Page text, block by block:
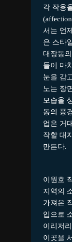
각 작용
서는 언
은 스타
대장동
들이 마
눈을 감
노는 장
모습을
동의 풍
업은 거
작할 대
만든다.
이원호
지역의
가져온
입으로
이리저
이곳을